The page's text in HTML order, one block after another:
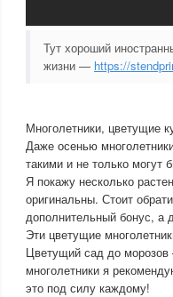
Тут хороший
жизни — https://
Многолетники, цветущие
Даже осенью
такими и не только могут
Я покажу несколько
оригинальны. Стоит
дополнительный бонус, а
Эти цветущие
Цветущий сад до
многолетники я
это под силу каждому!